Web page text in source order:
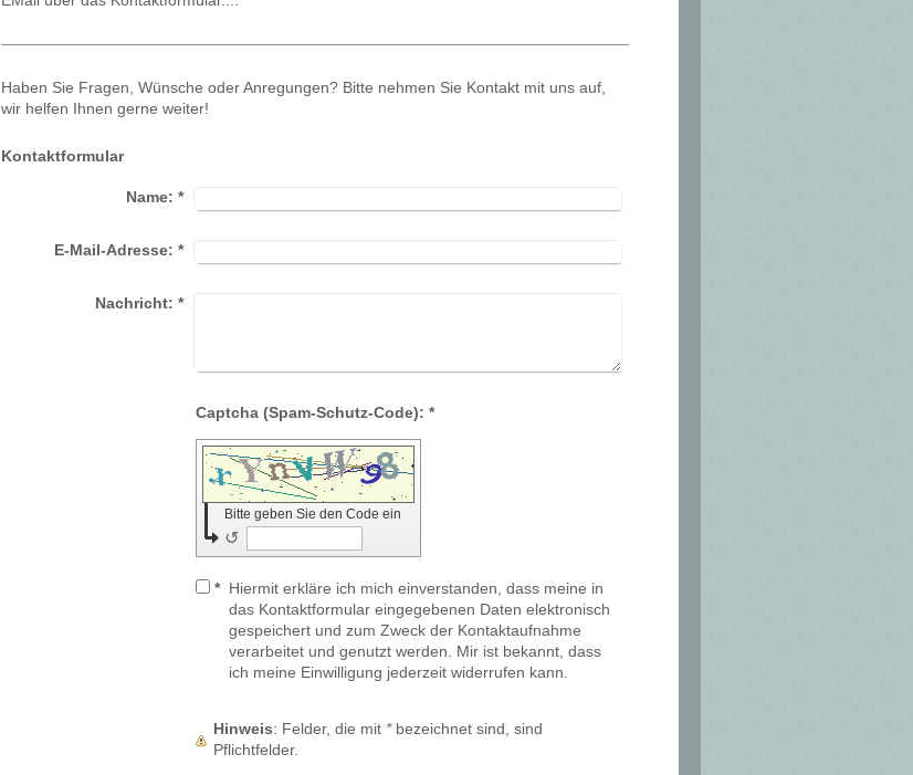
Haben Sie Fragen, Wünsche oder Anregungen? Bitte nehmen Sie Kontakt mit uns auf,
wir helfen Ihnen gerne weiter!
Kontaktformular
Name: *
E-Mail-Adresse: *
Nachricht: *
Captcha (Spam-Schutz-Code): *
Bitte geben Sie den Code ein
↺
* Hiermit erkläre ich mich einverstanden, dass meine in
das Kontaktformular eingegebenen Daten elektronisch
gespeichert und zum Zweck der Kontaktaufnahme
verarbeitet und genutzt werden. Mir ist bekannt, dass
ich meine Einwilligung jederzeit widerrufen kann.
Hinweis : Felder, die mit *bezeichnet sind, sind
Pflichtfelder.